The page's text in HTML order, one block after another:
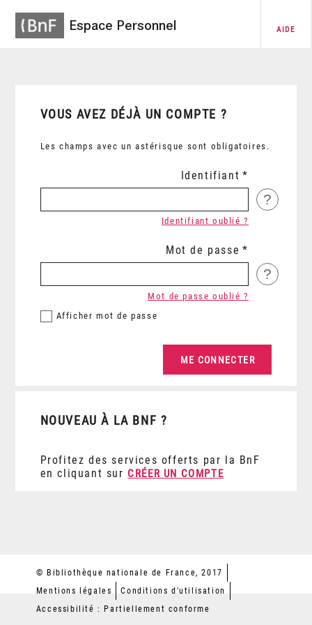
Espace Personnel AIDE
VOUS AVEZ DÉJÀ UN COMPTE ?
Les champs avec un astérisque sont obligatoires.
Identifiant
?
Identifiant oublié ?
Mot de passe
?
Afficher mot de passe
Mot de passe oublié ?
NOUVEAU À LA BNF ?
Profitez des services offerts par la BnF
en cliquant sur CRÉER UN COMPTE
© Bibliothèque nationale de France, 2017
Mentions légales
Conditions d'utilisation
Accessibilité : Partiellement conforme